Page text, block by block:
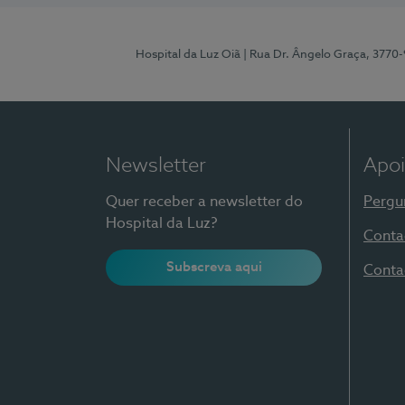
Hospital da Luz Oiã | Rua Dr. Ângelo Graça,
Newsletter
Quer receber a newsletter do
Hospital da Luz?
Subscreva aqui